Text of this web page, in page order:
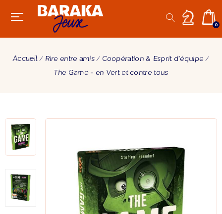
0
Accueil Rire entre amis
Coopération & Esprit d'équipe
The Game - en Vert et contre tous